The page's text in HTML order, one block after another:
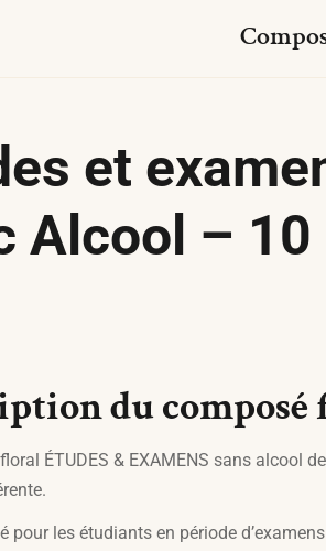
et
Alcool –
du composé
ÉTUDES & EXAMENS sans alcool
pour les étudiants en période